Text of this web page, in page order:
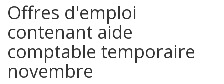
Offres d'emploi
contenant aide
comptable temporaire
novembre